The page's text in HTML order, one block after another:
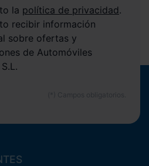
la política de privacidad.
recibir información
sobre ofertas y
de Automóviles